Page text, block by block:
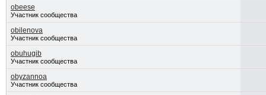
obeese
Участник сообщества
obilenova
Участник сообщества
obuhugib
Участник сообщества
obyzannoa
Участник сообщества